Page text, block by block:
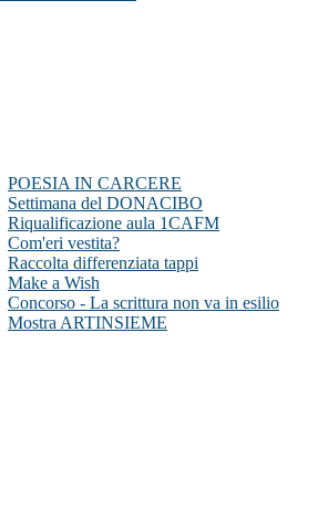
POESIA IN CARCERE
Settimana del DONACIBO
Riqualificazione aula 1CAFM
Com'eri vestita?
Raccolta differenziata tappi
Make a Wish
Concorso - La scrittura non va in esilio
Mostra ARTINSIEME